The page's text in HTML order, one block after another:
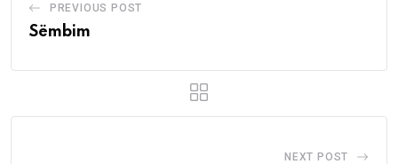
PREVIOUS POST
Sëmbim
NEXT POST